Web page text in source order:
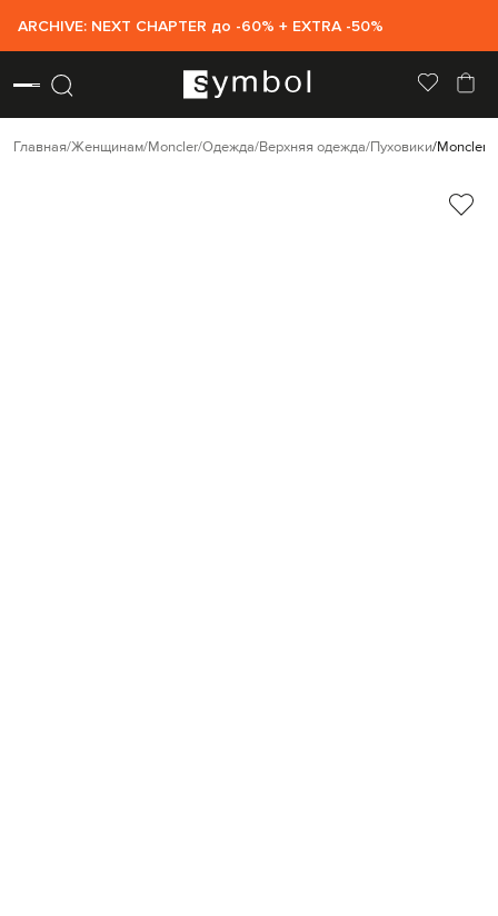
ARCHIVE: NEXT CHAPTER до -60% + EXTRA -50%
Главная Женщинам Moncler Одежда Верхняя одежда Пуховики Moncler